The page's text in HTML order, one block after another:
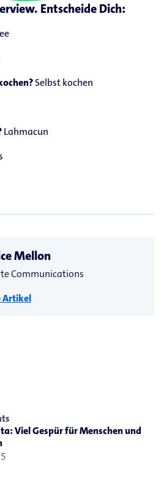
Entscheide Dich:
Selbst kochen
Lahmacun
Mellon
Communications
Artikel
Viel Gespür für Menschen und